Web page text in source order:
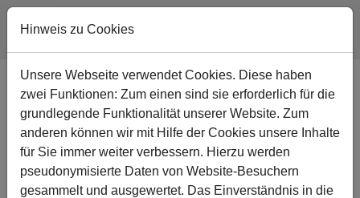
NEWS
Hinweis zu Cookies
Unsere Webseite verwendet Cookies. Diese haben
zwei Funktionen: Zum einen sind sie erforderlich für die
grundlegende Funktionalität unserer Website. Zum
anderen können wir mit Hilfe der Cookies unsere Inhalte
für Sie immer weiter verbessern. Hierzu werden
pseudonymisierte Daten von Website-Besuchern
gesammelt und ausgewertet. Das Einverständnis in die